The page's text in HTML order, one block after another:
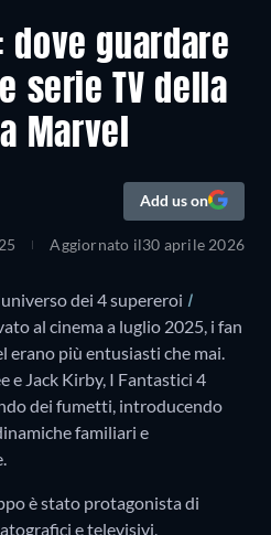
dove guardare
serie TV della
Marvel
Add us on
Aggiornato il30 aprile 2026
dei 4 supereroi I
al cinema a luglio 2025, i fan
più entusiasti che mai.
e Jack Kirby, I Fantastici 4
dei fumetti, introducendo
familiari e
è stato protagonista di
e televisivi,